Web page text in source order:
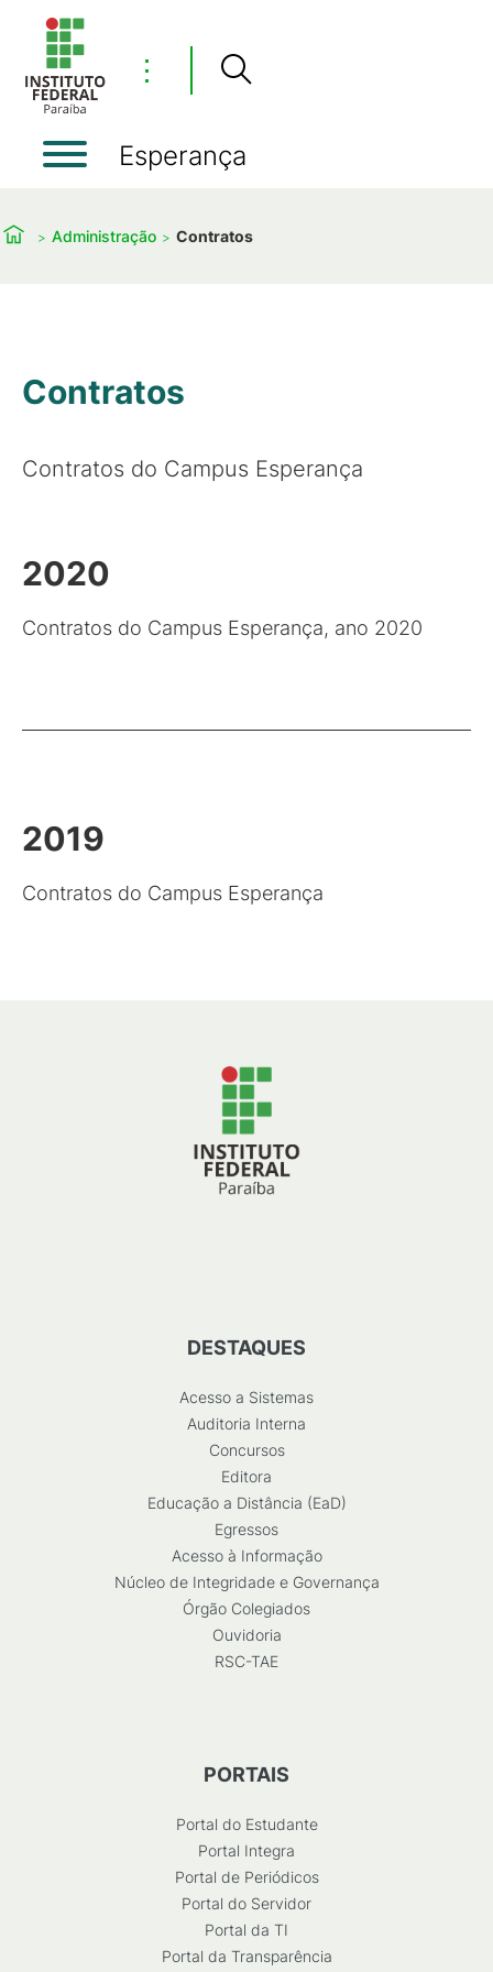
⋮
Esperança
Administração Contratos
Contratos
Contratos do Campus Esperança
2020
Contratos do Campus Esperança, ano 2020
2019
Contratos do Campus Esperança
DESTAQUES
Acesso a Sistemas
Auditoria Interna
Concursos
Editora
Educação a Distância (EaD)
Egressos
Acesso à Informação
Núcleo de Integridade e Governança
Órgão Colegiados
Ouvidoria
RSC-TAE
PORTAIS
Portal do Estudante
Portal Integra
Portal de Periódicos
Portal do Servidor
Portal da TI
Portal da Transparência